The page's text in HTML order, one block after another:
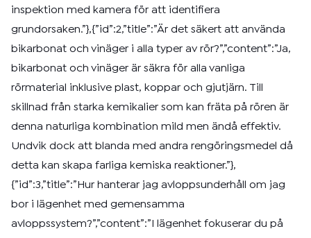
inspektion med kamera för att identifiera
grundorsaken.”},{”id”:2,”title”:”Är det säkert att använda
bikarbonat och vinäger i alla typer av rör?”,”content”:”Ja,
bikarbonat och vinäger är säkra för alla vanliga
rörmaterial inklusive plast, koppar och gjutjärn. Till
skillnad från starka kemikalier som kan fräta på rören är
denna naturliga kombination mild men ändå effektiv.
Undvik dock att blanda med andra rengöringsmedel då
detta kan skapa farliga kemiska reaktioner.”},
{”id”:3,”title”:”Hur hanterar jag avloppsunderhåll om jag
bor i lägenhet med gemensamma
avloppssystem?”,”content”:”I lägenhet fokuserar du på